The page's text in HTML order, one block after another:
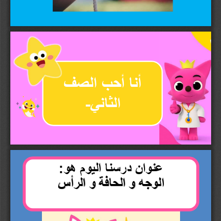
أنا أحب الصف
الثاني-
عنوان درسنا اليوم هو :
الوجه و الحافة و الرأس